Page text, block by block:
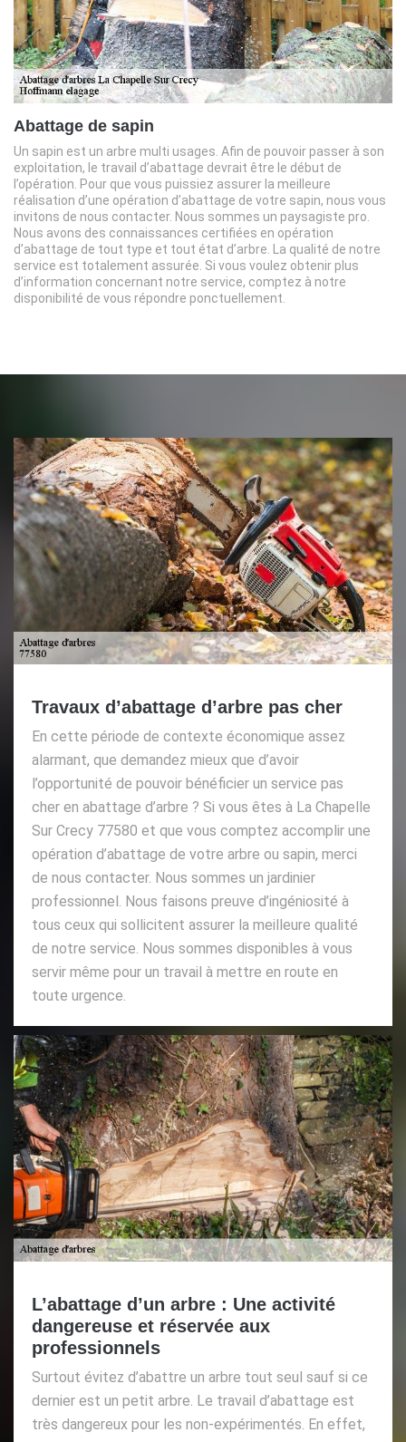
Abattage de sapin
Un sapin est un arbre multi usages. Afin de pouvoir passer à son
exploitation, le travail d’abattage devrait être le début de
l’opération. Pour que vous puissiez assurer la meilleure
réalisation d’une opération d’abattage de votre sapin, nous vous
invitons de nous contacter. Nous sommes un paysagiste pro.
Nous avons des connaissances certifiées en opération
d’abattage de tout type et tout état d’arbre. La qualité de notre
service est totalement assurée. Si vous voulez obtenir plus
d’information concernant notre service, comptez à notre
disponibilité de vous répondre ponctuellement.
Travaux d’abattage d’arbre pas cher
En cette période de contexte économique assez
alarmant, que demandez mieux que d’avoir
l’opportunité de pouvoir bénéficier un service pas
cher en abattage d’arbre ? Si vous êtes à La Chapelle
Sur Crecy 77580 et que vous comptez accomplir une
opération d’abattage de votre arbre ou sapin, merci
de nous contacter. Nous sommes un jardinier
professionnel. Nous faisons preuve d’ingéniosité à
tous ceux qui sollicitent assurer la meilleure qualité
de notre service. Nous sommes disponibles à vous
servir même pour un travail à mettre en route en
toute urgence.
L’abattage d’un arbre : Une activité
dangereuse et réservée aux
professionnels
Surtout évitez d’abattre un arbre tout seul sauf si ce
dernier est un petit arbre. Le travail d’abattage est
très dangereux pour les non-expérimentés. En effet,